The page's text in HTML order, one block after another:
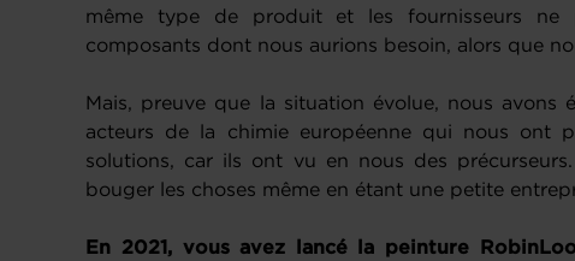
même type de produit et les fournisseurs ne
composants dont nous aurions besoin, alors que
Mais, preuve que la situation évolue, nous avons
acteurs de la chimie européenne qui nous ont
solutions, car ils ont vu en nous des
bouger les choses même en étant une petite
En 2021, vous avez lancé la peinture